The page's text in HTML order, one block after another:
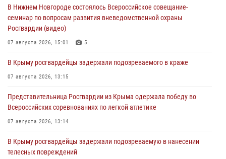
В Нижнем Новгороде состоялось Всероссийское совещание-
семинар по вопросам развития вневедомственной охраны
Росгвардии (видео)
07 августа 2026, 15:01 5
В Крыму росгвардейцы задержали подозреваемого в краже
07 августа 2026, 13:15
Представительница Росгвардии из Крыма одержала победу во
Всероссийских соревнованиях по легкой атлетике
07 августа 2026, 13:14
В Крыму росгвардейцы задержали подозреваемую в нанесении
телесных повреждений